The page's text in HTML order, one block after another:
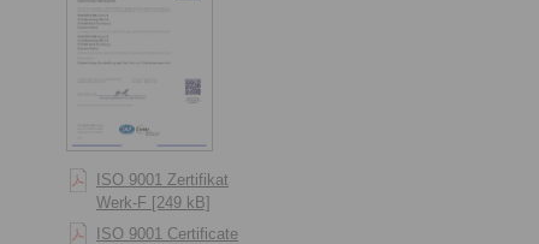
ISO 9001 Zertifikat
Werk-F [249 kB]
ISO 9001 Certificate